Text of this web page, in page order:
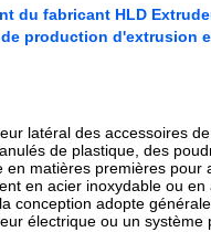
du fabricant HLD
production d'extrusion
latéral des accessoires
de plastique, des
en matières premières pour
en acier inoxydable ou
conception adopte
électrique ou un